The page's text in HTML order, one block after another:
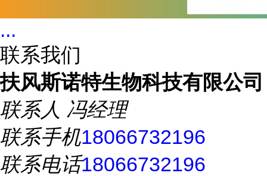
...
联系我们
扶风斯诺特生物科技有限公司
联系人 冯经理
联系手机18066732196
联系电话18066732196